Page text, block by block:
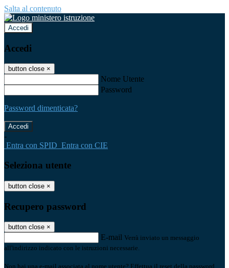
Salta al contenuto
Accedi
Accedi
button close ×
Nome Utente
Password
Password dimenticata?
-
Entra con SPID Entra con CIE
Seleziona utente
button close ×
Recupero password
button close ×
E-mail Verrà inviato un messaggio
all'indirizzo indicato con le istruzioni necessarie.
Non hai una e-mail associata al nome utente? Effettua il reset della password